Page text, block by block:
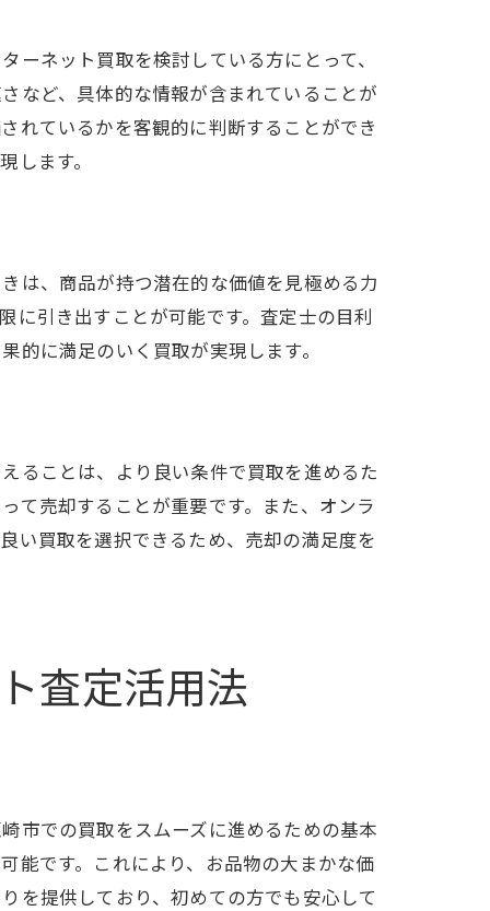
プガイド
ネット買取を検討している方にとって、
など、具体的な情報が含まれていることが
れているかを客観的に判断することができ
します。
は、商品が持つ潜在的な価値を見極める力
に引き出すことが可能です。査定士の目利
に満足のいく買取が実現します。
ることは、より良い条件で買取を進めるた
て売却することが重要です。また、オンラ
い買取を選択できるため、売却の満足度を
査定活用法
市での買取をスムーズに進めるための基本
能です。これにより、お品物の大まかな価
を提供しており、初めての方でも安心して